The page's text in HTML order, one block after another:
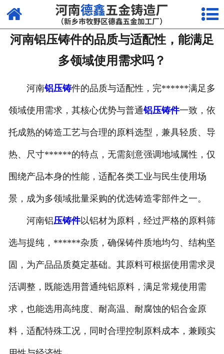
网站首页
走进我们
产品中心
荣誉资质
厂容厂貌
河南铝压铸件的品质与适配性，能满足
多领域使用需求吗？
河南铝压铸件的品质与适配性，完******满足多
领域使用需求，其核心优势与普通铝压铸件一致，依
托成熟的铸造工艺与合理的原料选型，兼具轻质、导
热、尺寸******的特点，无需刻意强调地域属性，仅
围绕产品本身的性能，适配各类工业与民生使用场
景，成为多领域批量采购的优选铸造零部件之一。
河南铝压铸件以铝材为原料，经过严格的原料筛
选与提纯，******杂质，确保铸件质地均匀、结构坚
固，为产品品质奠定基础。其原料可根据使用需求灵
活调整，既能选用普通纯铝原料，满足常规使用需
求，也能选用高纯度、耐高温、耐腐蚀的铝合金原
料，适配特殊工况，同时合理控制原料成本，兼顾实